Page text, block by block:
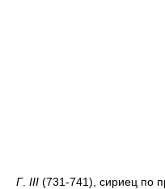
Г. III (731-741), сириец по